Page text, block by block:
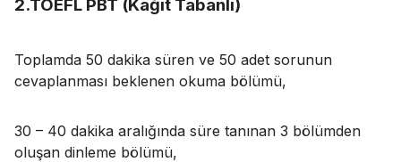
2.TOEFL PBT (Kağıt Tabanlı)
Toplamda 50 dakika süren ve 50 adet sorunun
cevaplanması beklenen okuma bölümü,
30 – 40 dakika aralığında süre tanınan 3 bölümden
oluşan dinleme bölümü,